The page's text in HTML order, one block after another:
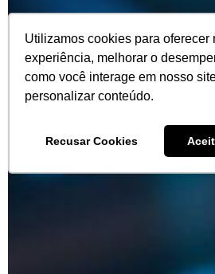
Utilizamos cookies para oferecer
experiência, melhorar o
como você interage em nosso
personalizar conteúdo.
Recusar Cookies